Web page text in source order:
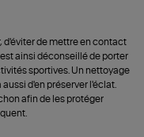
d'éviter de mettre en contact
ainsi déconseillé de porter
sportives. Un nettoyage
d'en préserver l'éclat.
afin de les protéger